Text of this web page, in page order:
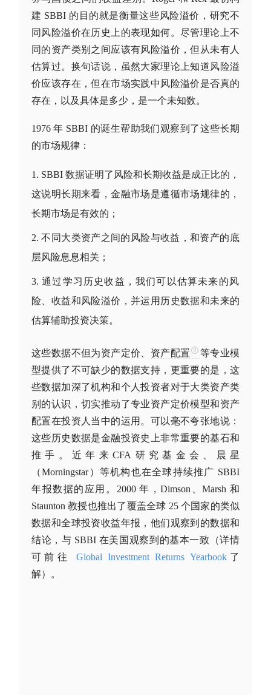
建 SBBI 的目的就是衡量这些风险溢价，研究不
同风险溢价在历史上的表现如何。尽管理论上不
同的资产类别之间应该有风险溢价，但从未有人
估算过。换句话说，虽然大家理论上知道风险溢
价应该存在，但在市场实践中风险溢价是否真的
存在，以及具体是多少，是一个未知数。
1976 年 SBBI 的诞生帮助我们观察到了这些长期
的市场规律：
SBBI 数据证明了风险和长期收益是成正比的，
这说明长期来看，金融市场是遵循市场规律的，
长期市场是有效的；
不同 大类资产之间的风险与收益，和资产的底
层风险息息相关；
通过学习历史收益，我们可以估算未来的风
险、收益和风险溢价，并运用历史数据和未来的
估算辅助投资决策。
这些数据不但为资产定价、 资产配置
等专业模
型提供了不可缺少的数据支持，更重要的是，这
些数据加深了机构和个人投资者对于大类资产类
别的认识，切实推动了专业资产定价模型和资产
配置在投资人当中的运用。可以毫不夸张地说：
这些历史数据是金融投资史上非常重要的基石和
推手。近年来CFA研究基金会、
晨星
（Morningstar）等机构也在全球持续推广 SBBI
年报数据的应用。2000 年，Dimson、Marsh 和
Staunton 教授也推出了覆盖全球 25 个国家的类似
数据和全球投资收益年报，他们观察到的数据和
结论，与 SBBI 在美国观察到的基本一致（详情
可前往 Global Investment Returns Yearbook了
解）。